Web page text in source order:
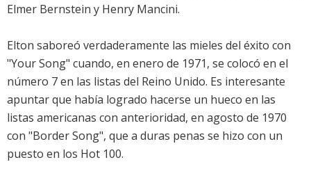
Elmer Bernstein y Henry Mancini.
Elton saboreó verdaderamente las mieles del éxito con
"Your Song" cuando, en enero de 1971, se colocó en el
número 7 en las listas del Reino Unido. Es interesante
apuntar que había logrado hacerse un hueco en las
listas americanas con anterioridad, en agosto de 1970
con "Border Song", que a duras penas se hizo con un
puesto en los Hot 100.